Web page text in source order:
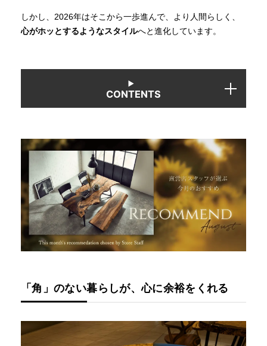
よくあるご質問
お問い合わせ
しかし、2026年はそこから一歩進んで、より人間らしく、
心がホッとするようなスタイルへと進化しています。
CONTENTS
「角」のない暮らしが、心に余裕をくれる